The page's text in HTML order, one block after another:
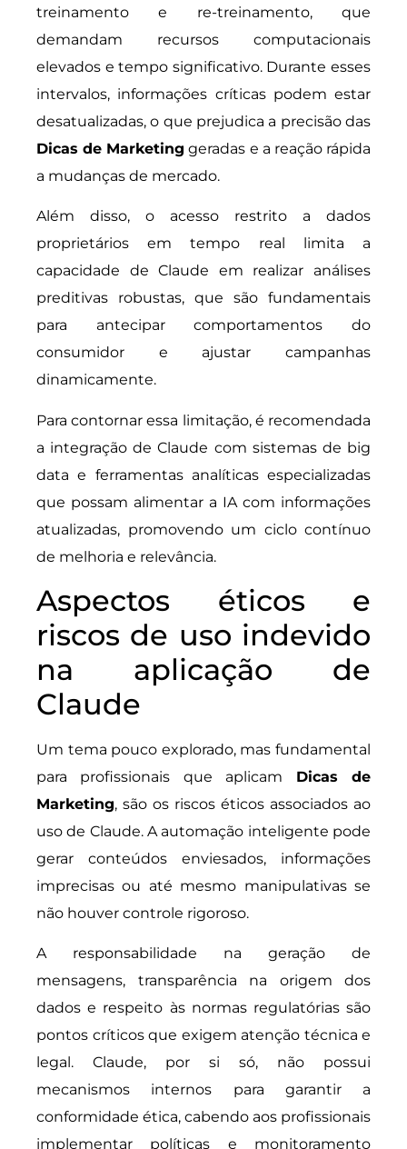
treinamento e re-treinamento, que
demandam recursos computacionais
elevados e tempo significativo. Durante esses
intervalos, informações críticas podem estar
desatualizadas, o que prejudica a precisão das
Dicas de Marketing geradas e a reação rápida
a mudanças de mercado.
Além disso, o acesso restrito a dados
proprietários em tempo real limita a
capacidade de Claude em realizar análises
preditivas robustas, que são fundamentais
para antecipar comportamentos do
consumidor e ajustar campanhas
dinamicamente.
Para contornar essa limitação, é recomendada
a integração de Claude com sistemas de big
data e ferramentas analíticas especializadas
que possam alimentar a IA com informações
atualizadas, promovendo um ciclo contínuo
de melhoria e relevância.
Aspectos éticos e
riscos de uso indevido
na aplicação de
Claude
Um tema pouco explorado, mas fundamental
para profissionais que aplicam Dicas de
Marketing, são os riscos éticos associados ao
uso de Claude. A automação inteligente pode
gerar conteúdos enviesados, informações
imprecisas ou até mesmo manipulativas se
não houver controle rigoroso.
A responsabilidade na geração de
mensagens, transparência na origem dos
dados e respeito às normas regulatórias são
pontos críticos que exigem atenção técnica e
legal. Claude, por si só, não possui
mecanismos internos para garantir a
conformidade ética, cabendo aos profissionais
implementar políticas e monitoramento